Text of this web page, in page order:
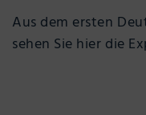
Aus dem ersten
sehen Sie hier die